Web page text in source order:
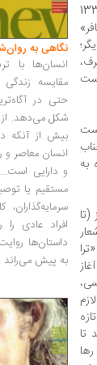
که هر دو سروده «اخوان» در سال1335
به
دهید تا
نگاهی به
انسان‌ها با
مقایسه
حتی در
شکل می‌دهد. از
بیش از آنکه
انسان معاصر و
و دارایی
مستقیم یا
سرمایه‌گذاران،
افراد عادی
داستان‌ها
به پیش می‌راند